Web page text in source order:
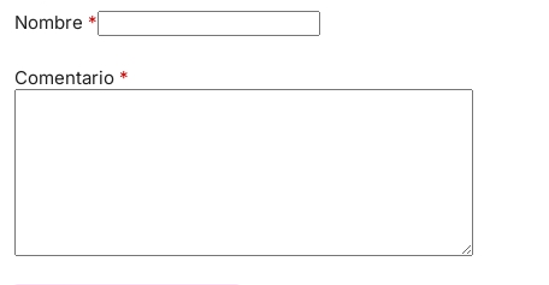
Nombre *
Comentario *